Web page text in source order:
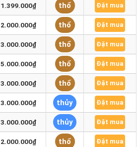
1.399.000₫ thổ Đặt mua
2.000.000₫ thổ Đặt mua
3.000.000₫ thổ Đặt mua
5.000.000₫ thổ Đặt mua
3.000.000₫ thổ Đặt mua
3.000.000₫ thủy Đặt mua
3.000.000₫ thủy Đặt mua
2.000.000₫ thổ Đặt mua